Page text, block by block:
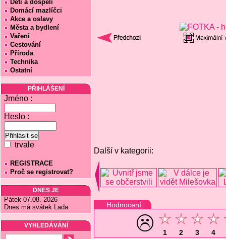
Děti a dospělí
Domácí mazlíčci
Akce a oslavy
Města a bydlení
Vaření
Cestování
Příroda
Technika
Ostatní
PŘIHLÁŠENÍ
Jméno :
Heslo :
trvale
REGISTRACE
Proč se registrovat?
DNES JE
Pátek 07.08. 2026
Dnes má svátek Lada
VYHLEDÁVÁNÍ
Další v kategorii:
Hodnocení
1 2 3 4